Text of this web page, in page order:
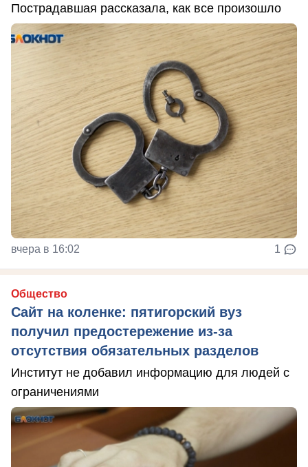
Пострадавшая рассказала, как все произошло
вчера в 16:02 1
Общество
Сайт на коленке: пятигорский вуз
получил предостережение из-за
отсутствия обязательных разделов
Институт не добавил информацию для людей с
ограничениями